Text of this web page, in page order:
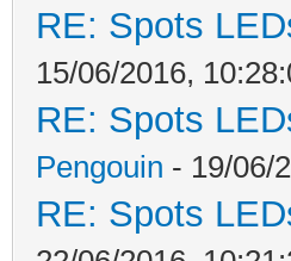
RE: Spots
15/06/2016,
RE: Spots
Pengouin - 19/06/
RE: Spots